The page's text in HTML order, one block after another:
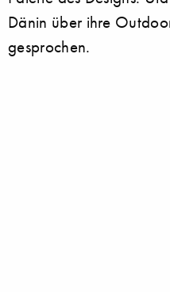
Dänin über ihre
gesprochen.